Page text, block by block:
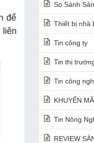
để
liên
So Sánh
Thiết bị nhà
Tin công ty
Tin thị
Tin công
KHUYẾN
Tin Nông
REVIEW